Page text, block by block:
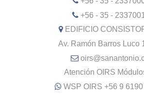
+56 - 35 -
EDIFICIO
Av. Ramón Barros Luco
Atención OIRS
WSP OIRS +56 9